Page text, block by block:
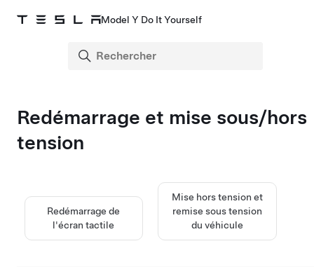
Model Y Do It Yourself
Redémarrage et mise sous/hors
tension
Redémarrage de
l'écran tactile
Mise hors tension et
remise sous tension
du véhicule